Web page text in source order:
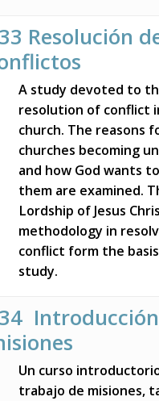
Resolución
A study devoted to
resolution of conflict
church. The reasons
churches becoming
and how God wants
them are examined.
Lordship of Jesus
methodology in
conflict form the
study.
Un curso
trabajo de misiones,